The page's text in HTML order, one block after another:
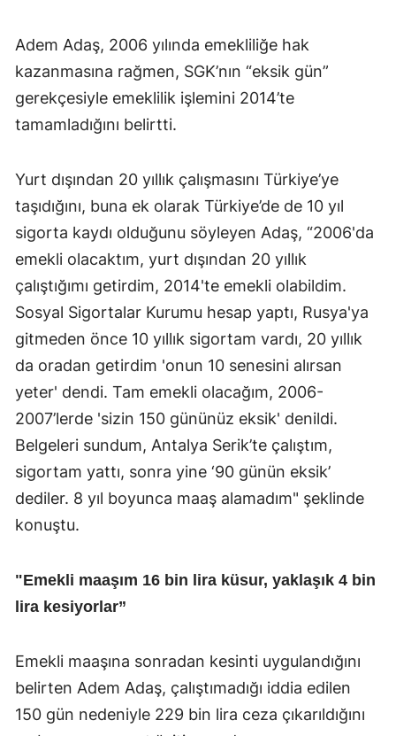
Adem Adaş, 2006 yılında emekliliğe hak
kazanmasına rağmen, SGK’nın “eksik gün”
gerekçesiyle emeklilik işlemini 2014’te
tamamladığını belirtti.
Yurt dışından 20 yıllık çalışmasını Türkiye’ye
taşıdığını, buna ek olarak Türkiye’de de 10 yıl
sigorta kaydı olduğunu söyleyen Adaş, “2006'da
emekli olacaktım, yurt dışından 20 yıllık
çalıştığımı getirdim, 2014'te emekli olabildim.
Sosyal Sigortalar Kurumu hesap yaptı, Rusya'ya
gitmeden önce 10 yıllık sigortam vardı, 20 yıllık
da oradan getirdim 'onun 10 senesini alırsan
yeter' dendi. Tam emekli olacağım, 2006-
2007’lerde 'sizin 150 gününüz eksik' denildi.
Belgeleri sundum, Antalya Serik’te çalıştım,
sigortam yattı, sonra yine ‘90 günün eksik’
dediler. 8 yıl boyunca maaş alamadım" şeklinde
konuştu.
"Emekli maaşım 16 bin lira küsur, yaklaşık 4 bin
lira kesiyorlar”
Emekli maaşına sonradan kesinti uygulandığını
belirten Adem Adaş, çalıştımadığı iddia edilen
150 gün nedeniyle 229 bin lira ceza çıkarıldığını